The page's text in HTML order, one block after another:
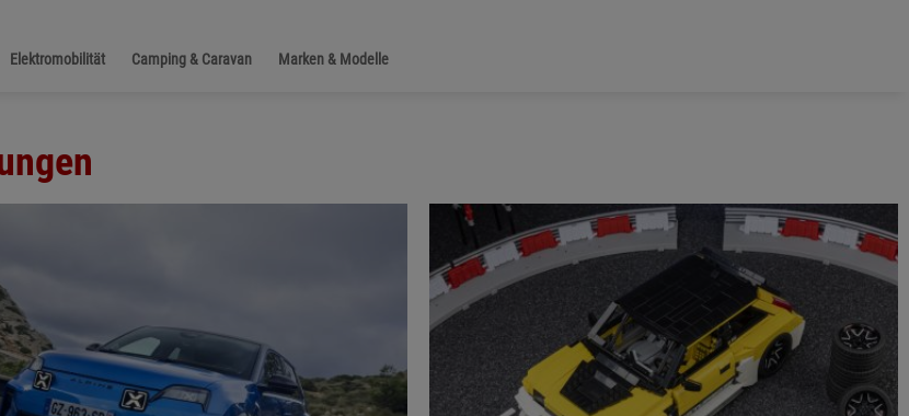
Elektromobilität Camping & Caravan Marken & Modelle